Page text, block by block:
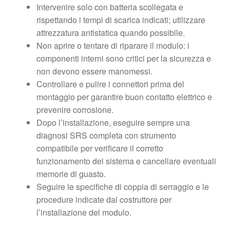
Intervenire solo con batteria scollegata e
rispettando i tempi di scarica indicati; utilizzare
attrezzatura antistatica quando possibile.
Non aprire o tentare di riparare il modulo: i
componenti interni sono critici per la sicurezza e
non devono essere manomessi.
Controllare e pulire i connettori prima del
montaggio per garantire buon contatto elettrico e
prevenire corrosione.
Dopo l’installazione, eseguire sempre una
diagnosi SRS completa con strumento
compatibile per verificare il corretto
funzionamento del sistema e cancellare eventuali
memorie di guasto.
Seguire le specifiche di coppia di serraggio e le
procedure indicate dal costruttore per
l’installazione del modulo.